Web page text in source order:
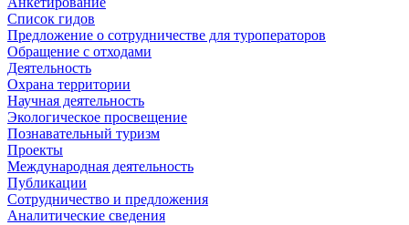
Список гидов
Предложение о сотрудничестве для туроператоров
Обращение с отходами
Деятельность
Охрана территории
Научная деятельность
Экологическое просвещение
Познавательный туризм
Проекты
Международная деятельность
Публикации
Сотрудничество и предложения
Аналитические сведения